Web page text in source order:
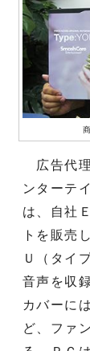
広告代
ンターテ
は、自社
トを販売
Ｕ（タイ
音声を収
カバーに
ど、ファ